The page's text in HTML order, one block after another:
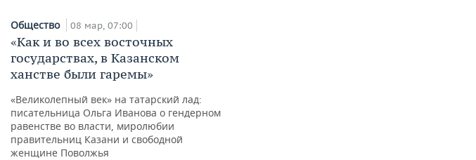
Общество 08 мар, 07:00
«Как и во всех восточных
государствах, в Казанском
ханстве были гаремы»
«Великолепный век» на татарский лад:
писательница Ольга Иванова о гендерном
равенстве во власти, миролюбии
правительниц Казани и свободной
женщине Поволжья